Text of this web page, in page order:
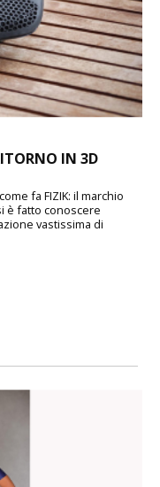
IN 3D
fa FIZIK: il marchio
è fatto conoscere
vastissima di